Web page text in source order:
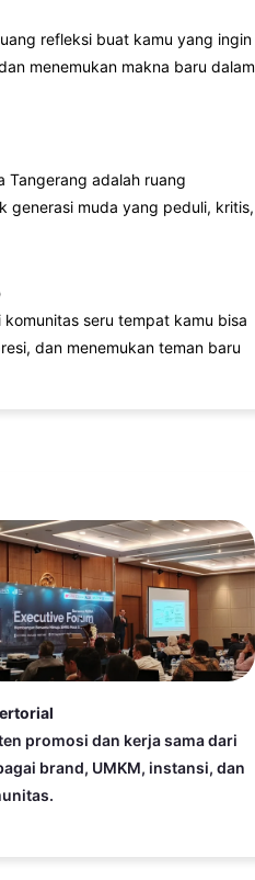
refleksi buat kamu yang ingin
menemukan makna baru dalam
Tangerang adalah ruang
generasi muda yang peduli, kritis,
seru tempat kamu bisa
dan menemukan teman baru
promosi dan kerja sama dari
brand, UMKM, instansi, dan